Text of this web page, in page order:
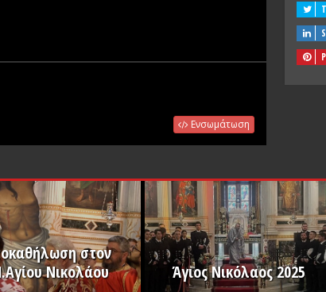
Ενσωμάτωση
στον
Νικολάου
Άγιος Νικόλαος 2025